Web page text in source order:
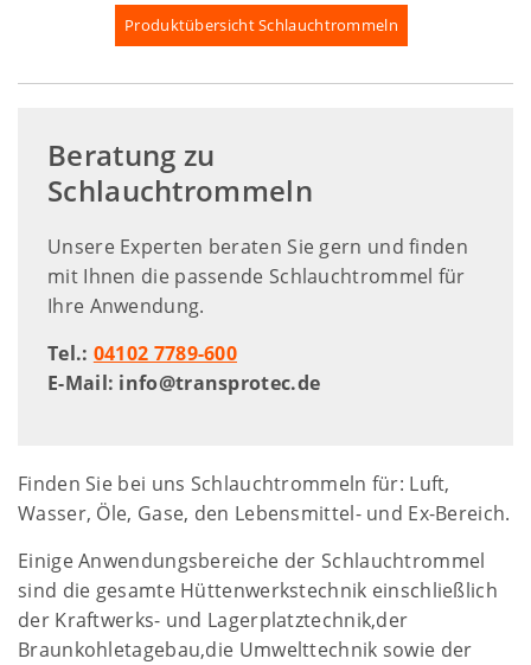
Produktübersicht Schlauchtrommeln
Beratung zu
Schlauchtrommeln
Unsere Experten beraten Sie gern und finden
mit Ihnen die passende Schlauchtrommel für
Ihre Anwendung.
Tel.: 04102 7789-600
E-Mail: info@transprotec.de
Finden Sie bei uns Schlauchtrommeln für: Luft,
Wasser, Öle, Gase, den Lebensmittel- und Ex-Bereich.
Einige Anwendungsbereiche der Schlauchtrommel
sind die gesamte Hüttenwerkstechnik einschließlich
der Kraftwerks- und Lagerplatztechnik,der
Braunkohletagebau,die Umwelttechnik sowie der